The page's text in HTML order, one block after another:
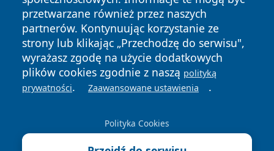
przetwarzane również przez naszych
partnerów. Kontynuując korzystanie ze
strony lub klikając „Przechodzę do serwisu",
wyrażasz zgodę na użycie dodatkowych
plików cookies zgodnie z naszą polityką
prywatności. Zaawansowane ustawienia .
Polityka Cookies
News Autorzy
Polityka
Prywatności
Polityka
Cookies